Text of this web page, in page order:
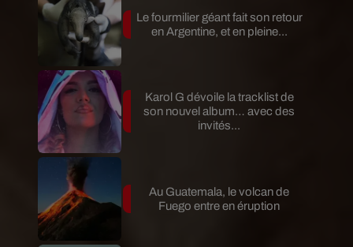
Le fourmilier géant fait son retour
en Argentine, et en pleine...
Karol G dévoile la tracklist de
son nouvel album… avec des
invités...
Au Guatemala, le volcan de
Fuego entre en éruption